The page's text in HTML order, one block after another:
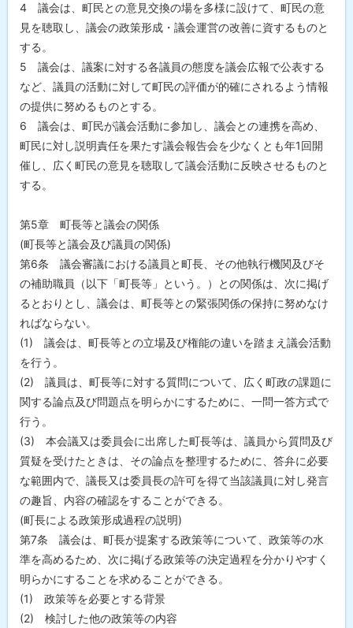
4 議会は、町民との意見交換の場を多様に設けて、町民の意
見を聴取し、議会の政策形成・議会運営の改善に資するものと
する。
5 議会は、議案に対する各議員の態度を議会広報で公表する
など、議員の活動に対して町民の評価が的確にされるよう情報
の提供に努めるものとする。
6 議会は、町民が議会活動に参加し、議会との連携を高め、
町民に対し説明責任を果たす議会報告会を少なくとも年1回開
催し、広く町民の意見を聴取して議会活動に反映させるものと
する。
第5章 町長等と議会の関係
(町長等と議会及び議員の関係)
第6条 議会審議における議員と町長、その他執行機関及びそ
の補助職員（以下「町長等」という。）との関係は、次に掲げ
るとおりとし、議会は、町長等との緊張関係の保持に努めなけ
ればならない。
(1) 議会は、町長等との立場及び権能の違いを踏まえ議会活動
を行う。
(2) 議員は、町長等に対する質問について、広く町政の課題に
関する論点及び問題点を明らかにするために、一問一答方式で
行う。
(3) 本会議又は委員会に出席した町長等は、議員から質問及び
質疑を受けたときは、その論点を整理するために、答弁に必要
な範囲内で、議長又は委員長の許可を得て当該議員に対し発言
の趣旨、内容の確認をすることができる。
(町長による政策形成過程の説明)
第7条 議会は、町長が提案する政策等について、政策等の水
準を高めるため、次に掲げる政策等の決定過程を分かりやすく
明らかにすることを求めることができる。
(1) 政策等を必要とする背景
(2) 検討した他の政策等の内容